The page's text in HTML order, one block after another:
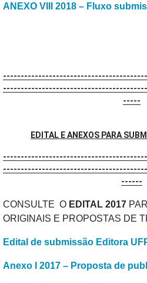
ANEXO VIII 2018 – Fluxo
-----
EDITAL E ANEXOS PARA
------
CONSULTE O EDITAL 2017
ORIGINAIS E PROPOSTAS DE
Edital de submissão Editora
Anexo I 2017 – Proposta de